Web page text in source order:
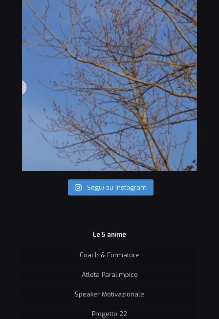
Segui su Instagram
Le 5 anime
Coach & Formatore
Atleta Paralimpico
Speaker Motivazionale
Progetto 22